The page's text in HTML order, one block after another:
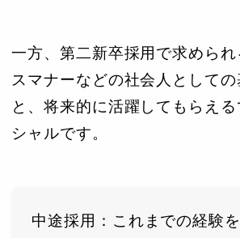
一方、第二新卒採用で求めら
スマナーなどの社会人として
と、将来的に活躍してもらえ
シャルです。
中途採用：これまでの経験